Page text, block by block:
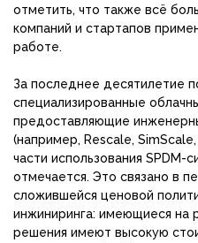
отметить, что также всё
компаний и стартапов
работе.
За последнее десятилетие
специализированные
предоставляющие
(например, Rescale,
части использования SPDM-
отмечается. Это связано в
сложившейся ценовой
инжиниринга: имеющиеся на
решения имеют высокую